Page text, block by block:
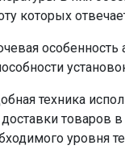
которых
техника
товаров
уровня